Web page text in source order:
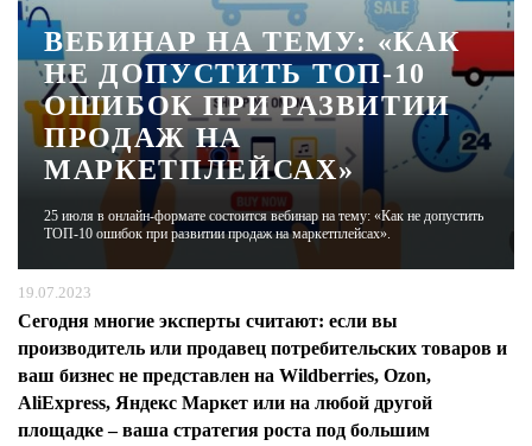
ЧЕЛОВЕК ОСОБЕННЫЙ
КУЛЬТ ЕДЫ
АФИША
ЖУРНАЛ
ВЕБИНАР НА ТЕМУ: «КАК
НЕ ДОПУСТИТЬ ТОП-10
ОШИБОК ПРИ РАЗВИТИИ
ПРОДАЖ НА
МАРКЕТПЛЕЙСАХ»
25 июля в онлайн-формате состоится вебинар на тему: «Как не допустить
ТОП-10 ошибок при развитии продаж на маркетплейсах».
19.07.2023
Сегодня многие эксперты считают: если вы
производитель или продавец потребительских товаров и
ваш бизнес не представлен на Wildberries, Ozon,
AliExpress, Яндекс Маркет или на любой другой
площадке – ваша стратегия роста под большим